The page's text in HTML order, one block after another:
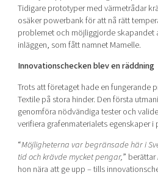
Tidigare prototyper med värmetrådar
osäker powerbank för att nå rätt
problemet och möjliggjorde skapandet
inläggen, som fått namnet Mamelle.
Innovationschecken blev en räddning
Trots att företaget hade en fungerande
Textile på stora hinder. Den första
genomföra nödvändiga tester och
verifiera grafenmaterialets egenskaper i
“Möjligheterna var begränsade här i
tid och krävde mycket pengar,”
hon nära att ge upp – tills